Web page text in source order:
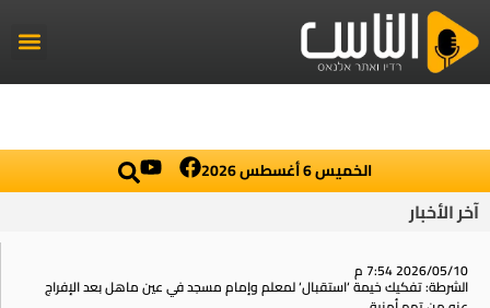
الخميس 6 أغسطس 2026
آخر الأخبار
2026/05/10 7:54 م
الشرطة: تفكيك خيمة ‘استقبال‘ لمعلم وإمام مسجد في عين ماهل بعد الإفراج